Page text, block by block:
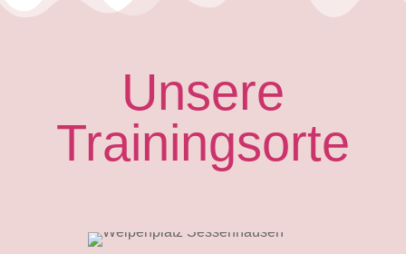
Unsere
Trainingsorte